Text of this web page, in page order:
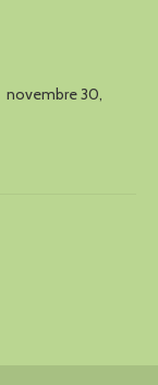
novembre 30,